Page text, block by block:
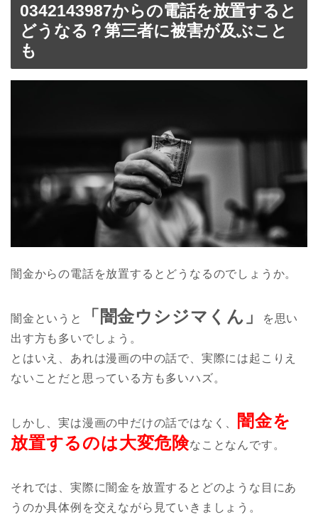
0342143987からの電話を放置すると
どうなる？第三者に被害が及ぶこと
も
闇金からの電話を放置するとどうなるのでしょうか。
闇金というと 「闇金ウシジマくん」
を思い
出す方も多いでしょう。
とはいえ、あれは漫画の中の話で、実際には起こりえ
ないことだと思っている方も多いハズ。
しかし、実は漫画の中だけの話ではなく、
闇金を
放置するのは大変危険なことなんです。
それでは、実際に闇金を放置するとどのような目にあ
うのか具体例を交えながら見ていきましょう。